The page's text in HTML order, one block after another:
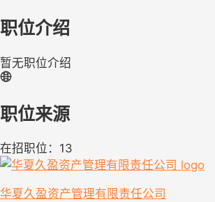
职位介绍
暂无职位介绍
职位来源
在招职位：13
华夏久盈资产管理有限责任公司